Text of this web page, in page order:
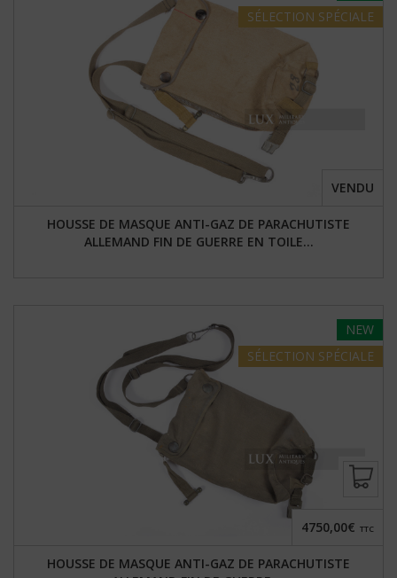
SÉLECTION SPÉCIALE
HOUSSE DE MASQUE ANTI-GAZ DE PARACHUTISTE
ALLEMAND FIN DE GUERRE EN TOILE...
VENDU
NEW
SÉLECTION SPÉCIALE
HOUSSE DE MASQUE ANTI-GAZ DE PARACHUTISTE
4750,00€ TTC